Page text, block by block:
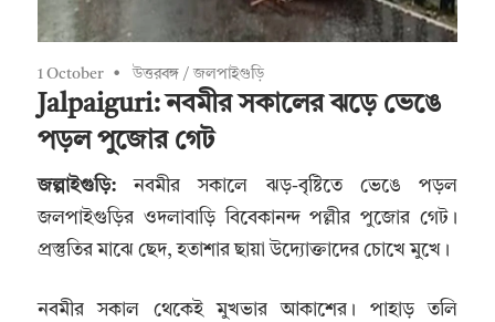
1 October উত্তরবঙ্গ /জলপাইগুড়ি
Jalpaiguri: নবমীর সকালের ঝড়ে ভেঙে
পড়ল পুজোর গেট
জল্পাইগুড়ি:নবমীর সকালে ঝড়-বৃষ্টিতে ভেঙে পড়ল
জলপাইগুড়ির ওদলাবাড়ি বিবেকানন্দ পল্লীর পুজোর গেট।
প্রস্তুতির মাঝে ছেদ, হতাশার ছায়া উদ্যোক্তাদের চোখে মুখে।
নবমীর সকাল থেকেই মুখভার আকাশের। পাহাড় তলি